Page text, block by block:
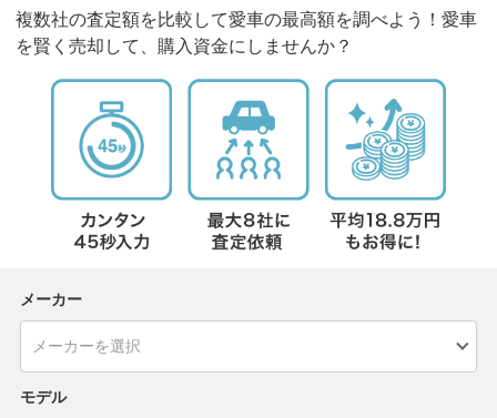
複数社の査定額を比較して愛車の最高額を調べよう！愛車
を賢く売却して、購入資金にしませんか？
メーカー
モデル